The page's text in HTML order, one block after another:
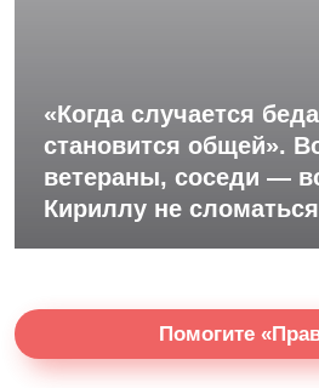
«Когда случается
становится общей».
ветераны, соседи —
Кириллу не
Помогите